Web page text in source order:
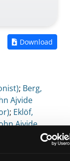
; Berg,
Ajvide
; Eklöf,
Ajvide
Download